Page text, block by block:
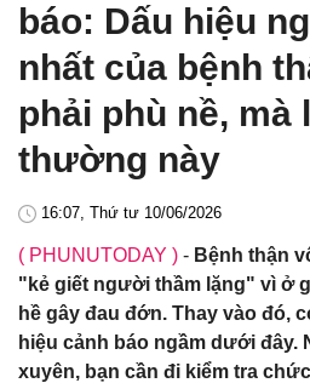
báo: Dấu hiệu
nhất của bệnh
phải phù nề, mà
thường này
16:07, Thứ tư 10/06/2026
( PHUNUTODAY ) - Bệnh thận
"kẻ giết người thầm lặng" vì ở
hề gây đau đớn. Thay vào đó,
hiệu cảnh báo ngầm dưới đây.
xuyên, bạn cần đi kiểm tra